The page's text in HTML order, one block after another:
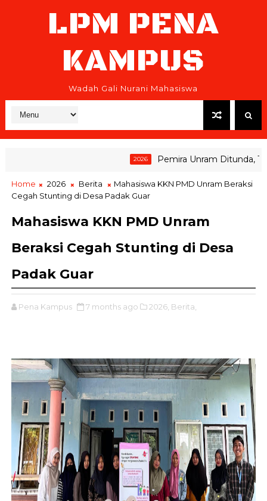
LPM PENA
KAMPUS
Wadah Gali Nurani Mahasiswa
Pemira Unram Ditunda, Tim
Home 2026 Berita
Mahasiswa KKN PMD Unram Beraksi
Cegah Stunting di Desa Padak Guar
Mahasiswa KKN PMD Unram
Beraksi Cegah Stunting di Desa
Padak Guar
Pena Kampus 7 months ago 2026, Berita,